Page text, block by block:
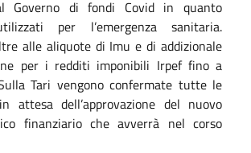
Governo di fondi Covid in quanto
per l’emergenza sanitaria.
alle aliquote di Imu e di addizionale
per i redditi imponibili Irpef fino a
Tari vengono confermate tutte le
attesa dell’approvazione del nuovo
finanziario che avverrà nel corso